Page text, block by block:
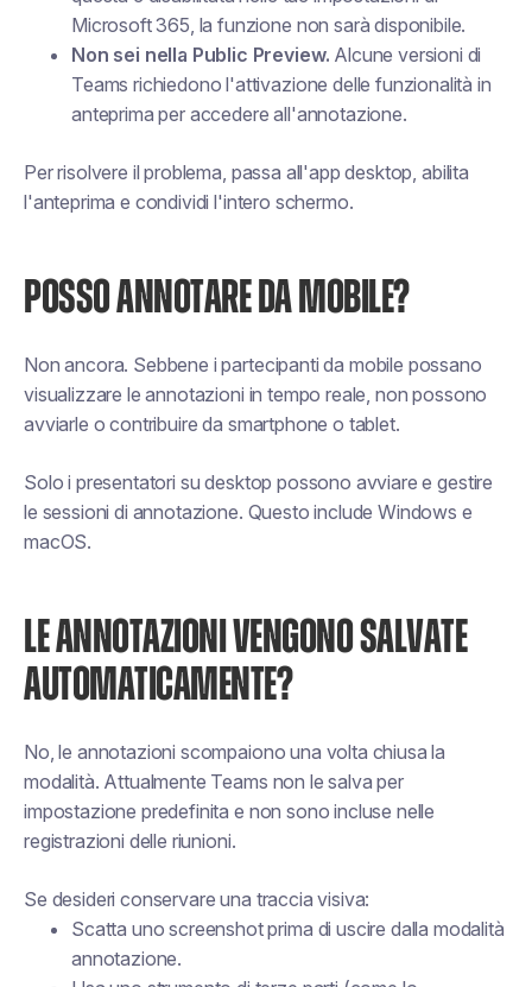
Microsoft 365, la funzione non sarà disponibile.
Non sei nella Public Preview. Alcune versioni di
Teams richiedono l'attivazione delle funzionalità in
anteprima per accedere all'annotazione.
Per risolvere il problema, passa all'app desktop, abilita
l'anteprima e condividi l'intero schermo.
POSSO ANNOTARE DA MOBILE?
Non ancora. Sebbene i partecipanti da mobile possano
visualizzare le annotazioni in tempo reale, non possono
avviarle o contribuire da smartphone o tablet.
Solo i presentatori su desktop possono avviare e gestire
le sessioni di annotazione. Questo include Windows e
macOS.
LE ANNOTAZIONI VENGONO SALVATE
AUTOMATICAMENTE?
No, le annotazioni scompaiono una volta chiusa la
modalità. Attualmente Teams non le salva per
impostazione predefinita e non sono incluse nelle
registrazioni delle riunioni.
Se desideri conservare una traccia visiva:
Scatta uno screenshot prima di uscire dalla modalità
annotazione.